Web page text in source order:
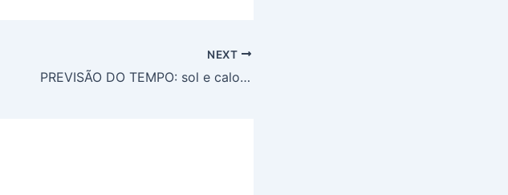
NEXT
PREVISÃO DO TEMPO: sol e calor no Nordeste, nesta quarta